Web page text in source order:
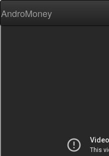
AndroMoney